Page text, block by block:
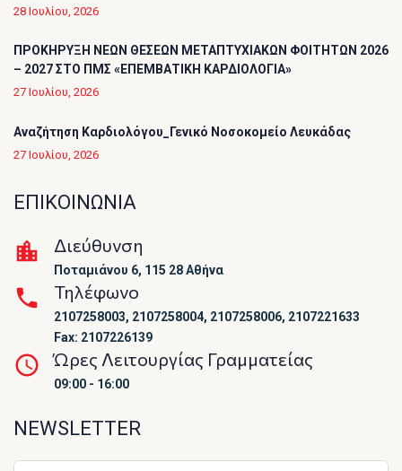
28 Ιουλίου, 2026
ΠΡΟΚΗΡΥΞΗ ΝΕΩΝ ΘΕΣΕΩΝ ΜΕΤΑΠΤΥΧΙΑΚΩΝ ΦΟΙΤΗΤΩΝ 2026
– 2027 ΣΤΟ ΠΜΣ «ΕΠΕΜΒΑΤΙΚΗ ΚΑΡΔΙΟΛΟΓΙΑ»
27 Ιουλίου, 2026
Αναζήτηση Καρδιολόγου_Γενικό Νοσοκομείο Λευκάδας
27 Ιουλίου, 2026
ΕΠΙΚΟΙΝΩΝΙΑ
Διεύθυνση
Ποταμιάνου 6, 115 28 Αθήνα
Τηλέφωνο
2107258003, 2107258004, 2107258006, 2107221633
Fax: 2107226139
Ώρες Λειτουργίας Γραμματείας
09:00 - 16:00
NEWSLETTER